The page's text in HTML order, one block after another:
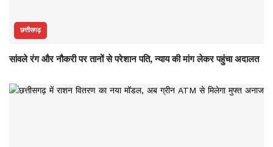
छत्तीसगढ़
सांवले रंग और नौकरी पर तानों से परेशान पति, न्याय की मांग लेकर पहुंचा अदालत